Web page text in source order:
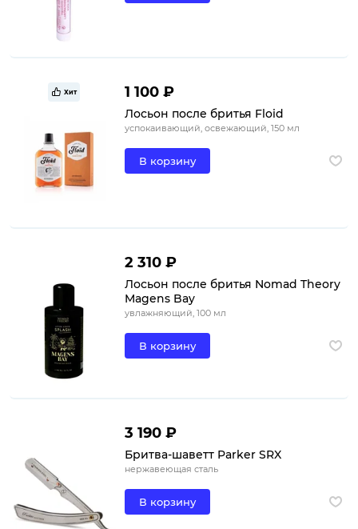
Хит 1 100 ₽
Лосьон после бритья Floid
успокаивающий, освежающий, 150 мл
В корзину
2 310 ₽
Лосьон после бритья Nomad Theory
Magens Bay
увлажняющий, 100 мл
В корзину
3 190 ₽
Бритва-шаветт Parker SRX
нержавеющая сталь
В корзину